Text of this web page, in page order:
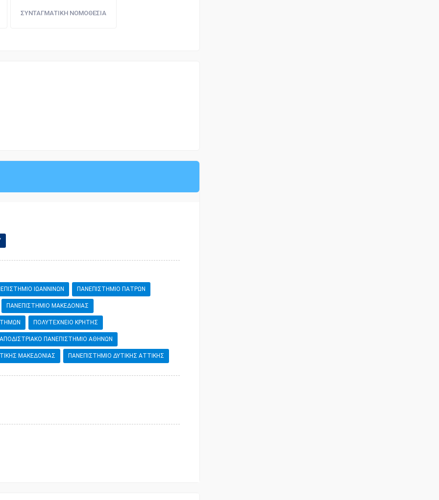
ΣΥΝΤΑΓΜΑΤΙΚΗ ΝΟΜΟΘΕΣΙΑ
ΙΩΑΝΝΙΝΩΝ ΠΑΝΕΠΙΣΤΗΜΙΟ ΠΑΤΡΩΝ
ΠΑΝΕΠΙΣΤΗΜΙΟ ΜΑΚΕΔΟΝΙΑΣ
ΠΟΛΥΤΕΧΝΕΙΟ ΚΡΗΤΗΣ
ΠΑΝΕΠΙΣΤΗΜΙΟ ΑΘΗΝΩΝ
ΜΑΚΕΔΟΝΙΑΣ ΠΑΝΕΠΙΣΤΗΜΙΟ ΔΥΤΙΚΗΣ ΑΤΤΙΚΗΣ